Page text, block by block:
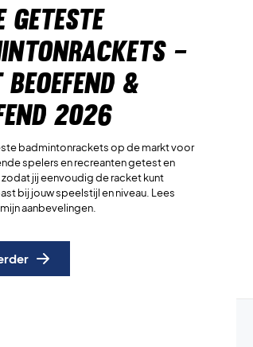
geteste
–
&
2026
badmintonrackets op de markt voor
spelers en recreanten getest en
jij eenvoudig de racket kunt
bij jouw speelstijl en niveau. Lees
aanbevelingen.